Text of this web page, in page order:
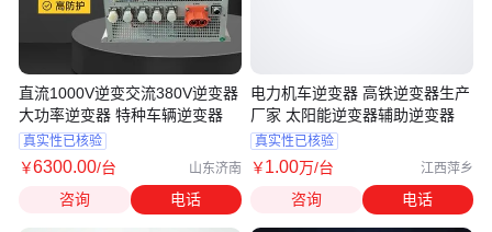
直流1000V逆变交流380V逆变器
大功率逆变器 特种车辆逆变器
真实性已核验
￥6300.00/台 山东济南
咨询 电话
电力机车逆变器 高铁逆变器生产
厂家 太阳能逆变器辅助逆变器
真实性已核验
￥1.00万/台 江西萍乡
咨询 电话